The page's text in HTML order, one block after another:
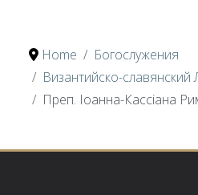
Home
Богослужения
Византийско-славянский
Преп. Іоанна-Кассіана